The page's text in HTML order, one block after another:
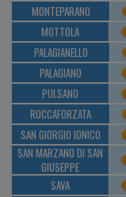
MONTEPARANO
MOTTOLA
PALAGIANELLO
PALAGIANO
PULSANO
ROCCAFORZATA
SAN GIORGIO IONICO
SAN MARZANO DI SAN
GIUSEPPE
SAVA